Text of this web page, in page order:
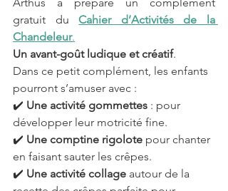
gratuit du Cahier d’Activités de la
Chandeleur.
Un avant-goût ludique et créatif.
Dans ce petit complément, les enfants
pourront s’amuser avec :
✔️ Une activité gommettes : pour
développer leur motricité fine.
✔️ Une comptine rigolote pour chanter
en faisant sauter les crêpes.
✔️ Une activité collage autour de la